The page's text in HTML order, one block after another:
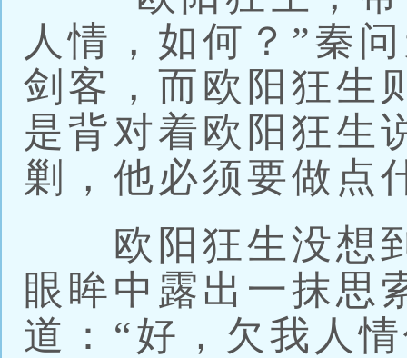
人情，如何？”秦
剑客，而欧阳狂生
是背对着欧阳狂生
剿，他必须要做点
欧阳狂生没想到
眼眸中露出一抹思
道：“好，欠我人